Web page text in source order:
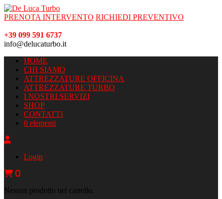
PRENOTA INTERVENTO RICHIEDI PREVENTIVO
+39 099 591 6737
info@delucaturbo.it
HOME
CHI SIAMO
ATTREZZATURE OFFICINA
ATTREZZATURE TURBO
I NOSTRI SERVIZI
SHOP
CONTATTI
0 elementi
Login
0
Nessun prodotto nel carrello.